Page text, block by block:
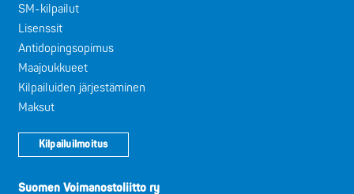
SM-kilpailut
Lisenssit
Antidopingsopimus
Maajoukkueet
Kilpailuiden järjestäminen
Maksut
Kilpailuilmoitus
Suomen Voimanostoliitto ry